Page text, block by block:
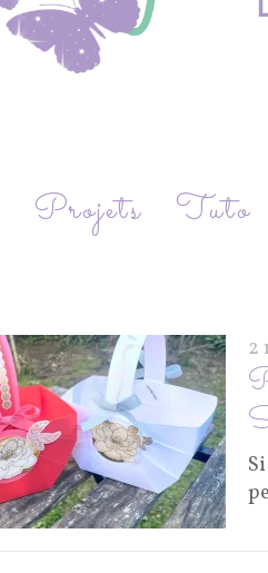
Projets Tuto
2